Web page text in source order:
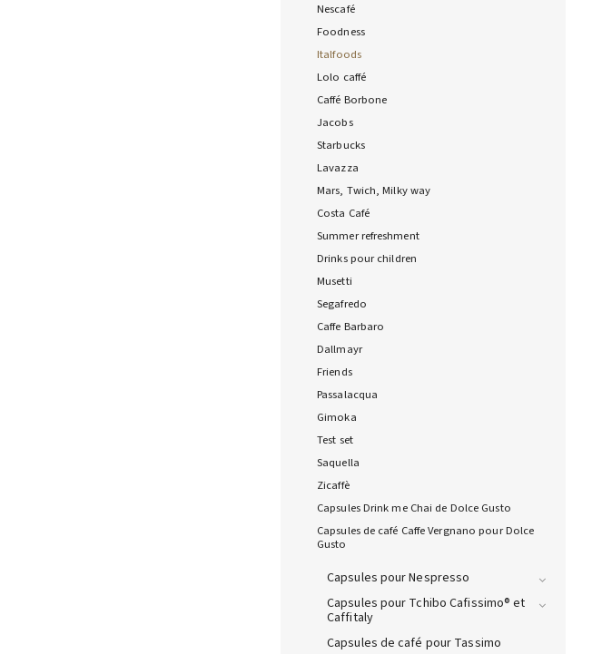
Nescafé
Foodness
Italfoods
Lolo caffé
Caffé Borbone
Jacobs
Starbucks
Lavazza
Mars, Twich, Milky way
Costa Café
Summer refreshment
Drinks pour children
Musetti
Segafredo
Caffe Barbaro
Dallmayr
Friends
Passalacqua
Gimoka
Test set
Saquella
Zicaffè
Capsules Drink me Chai de Dolce Gusto
Capsules de café Caffe Vergnano pour Dolce
Gusto
Capsules pour Nespresso
Capsules pour Tchibo Cafissimo® et
Caffitaly
Capsules de café pour Tassimo